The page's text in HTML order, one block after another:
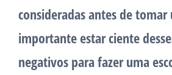
consideradas antes de tomar
importante estar ciente
negativos para fazer uma